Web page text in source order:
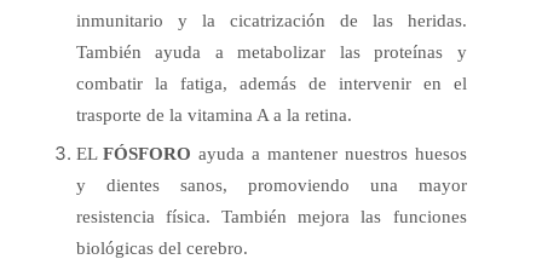
inmunitario y la cicatrización de las heridas.
También ayuda a metabolizar las proteínas y
combatir la fatiga, además de intervenir en el
trasporte de la vitamina A a la retina.
ELFÓSFORO ayuda a mantener nuestros huesos
y dientes sanos, promoviendo una mayor
resistencia física. También mejora las funciones
biológicas del cerebro.